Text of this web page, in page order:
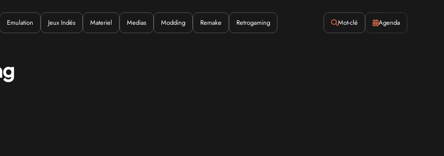
Quoi ?
Emulation Jeux Indés Materiel Medias Modding Remake Retrogaming Mot-clé Agenda